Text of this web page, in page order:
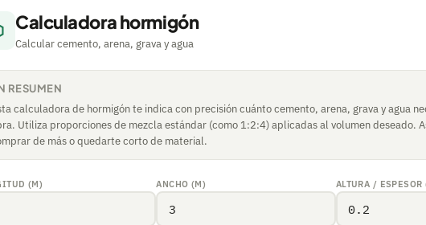
Calculadora hormigón
Calcular cemento, arena, grava y agua
RESUMEN
calculadora de hormigón te indica con precisión cuánto cemento, arena, grava y agua
Utiliza proporciones de mezcla estándar (como 1:2:4) aplicadas al volumen deseado.
de más o quedarte corto de material.
(M) ANCHO (M) ALTURA / ESPESOR